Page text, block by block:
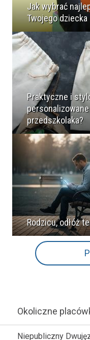
Jak wybrać
Twojego dziecka
Praktyczne i
przedszkolaka?
Rodzicu, odłóż
Okoliczne
Niepubliczny